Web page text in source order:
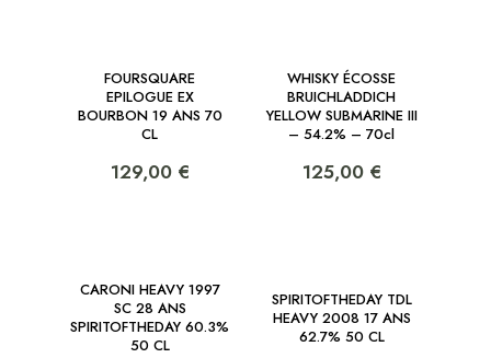
FOURSQUARE
EPILOGUE EX
BOURBON 19 ANS 70
CL
129,00 €
WHISKY ÉCOSSE
BRUICHLADDICH
YELLOW SUBMARINE III
– 54.2% – 70cl
125,00 €
CARONI HEAVY 1997
SC 28 ANS
SPIRITOFTHEDAY 60.3%
50 CL
SPIRITOFTHEDAY TDL
HEAVY 2008 17 ANS
62.7% 50 CL